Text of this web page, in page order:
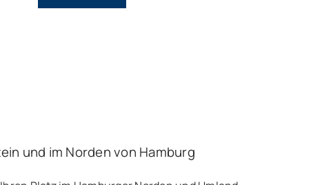
und im Norden von Hamburg